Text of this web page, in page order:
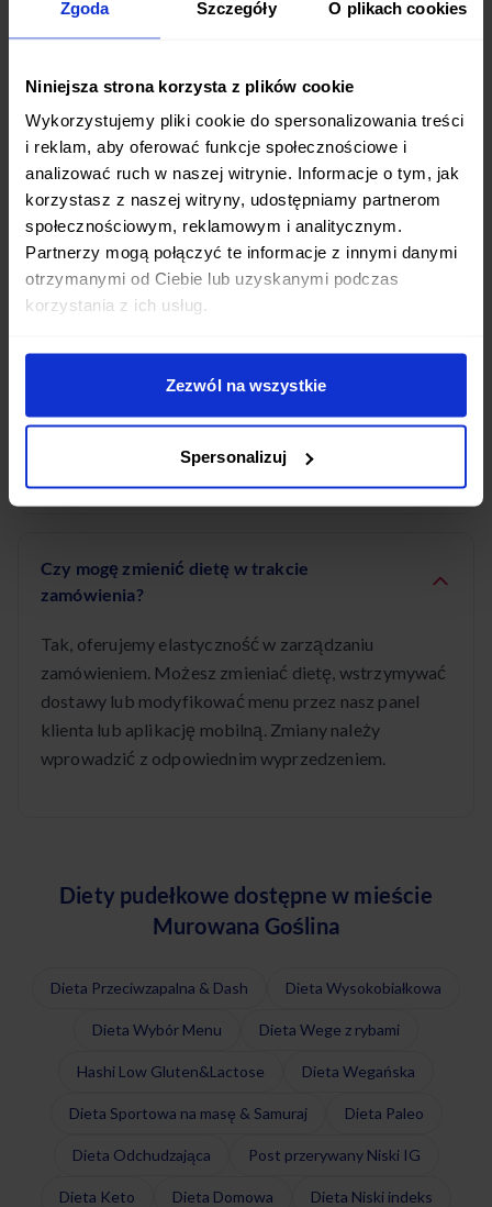
Zgoda Szczegóły O plikach cookies
Niniejsza strona korzysta z plików cookie
Wykorzystujemy pliki cookie do spersonalizowania treści
i reklam, aby oferować funkcje społecznościowe i
analizować ruch w naszej witrynie. Informacje o tym, jak
korzystasz z naszej witryny, udostępniamy partnerom
społecznościowym, reklamowym i analitycznym.
Partnerzy mogą połączyć te informacje z innymi danymi
otrzymanymi od Ciebie lub uzyskanymi podczas
korzystania z ich usług.
Zezwól na wszystkie
Spersonalizuj
wybór diet pudełkowych: od standardowych
programów dietetycznych po diety z pełnym
wysokobiałkowe, wegetariańskie i wiele innych.
Każda dieta jest przygotowywana przez
wykwalifikowanych dietetyków.
O której godzinie dostarczacie posiłki w
mieście Murowana Goślina?
rano. Dzięki temu masz zapewnione świeże posiłki na
cały dzień. Dokładne godziny mogą się różnić w
zależności od lokalizacji.
Czy mogę zmienić dietę w trakcie
zamówienia?
Tak, oferujemy elastyczność w zarządzaniu
zamówieniem. Możesz zmieniać dietę, wstrzymywać
dostawy lub modyfikować menu przez nasz panel
klienta lub aplikację mobilną. Zmiany należy
wprowadzić z odpowiednim wyprzedzeniem.
Diety pudełkowe dostępne w mieście
Murowana Goślina
Dieta Przeciwzapalna & Dash Dieta Wysokobiałkowa
Dieta Wybór Menu Dieta Wege z rybami
Hashi Low Gluten&Lactose Dieta Wegańska
Dieta Sportowa na masę & Samuraj Dieta Paleo
Dieta Odchudzająca Post przerywany Niski IG
Dieta Keto Dieta Domowa Dieta Niski indeks